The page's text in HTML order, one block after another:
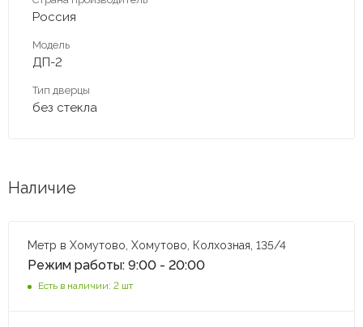
Россия
Модель
ДП-2
Тип дверцы
без стекла
Наличие
Метр в Хомутово, Хомутово, Колхозная, 135/4
Режим работы: 9:00 - 20:00
Есть в наличии: 2 шт